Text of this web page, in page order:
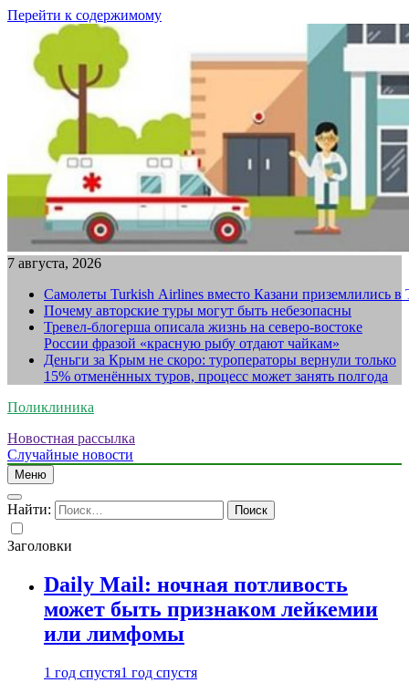
Перейти к содержимому
7 августа, 2026
Самолеты Turkish Airlines вместо Казани приземлились в
Почему авторские туры могут быть небезопасны
Тревел-блогерша описала жизнь на северо-востоке
России фразой «красную рыбу отдают чайкам»
Деньги за Крым не скоро: туроператоры вернули только
15% отменённых туров, процесс может занять полгода
Поликлиника
Новостная рассылка
Случайные новости
Меню
Найти:
Заголовки
Daily Mail: ночная потливость
может быть признаком лейкемии
или лимфомы
1 год спустя1 год спустя